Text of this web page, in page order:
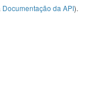
Documentação da API).